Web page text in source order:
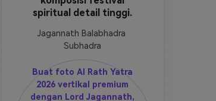
spiritual detail tinggi.
Jagannath Balabhadra
Subhadra
Buat foto AI Rath Yatra
2026 vertikal premium
dengan Lord Jagannath,